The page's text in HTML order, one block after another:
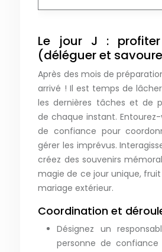
Le jour J : profiter
(déléguer et
Après des mois de
arrivé ! Il est temps de
les dernières tâches et de
de chaque instant.
de confiance pour
gérer les imprévus.
créez des souvenirs
magie de ce jour unique, fruit
mariage extérieur.
Coordination et
Désignez un
personne de confiance